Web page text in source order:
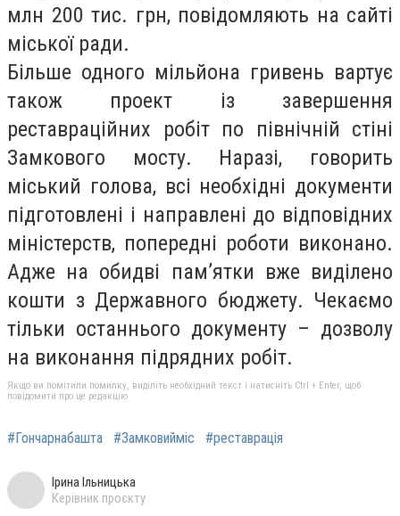
млн 200 тис. грн, повідомляють на сайті
міської ради.
Більше одного мільйона гривень вартує
також проект із завершення
реставраційних робіт по північній стіні
Замкового мосту. Наразі, говорить
міський голова, всі необхідні документи
підготовлені і направлені до відповідних
міністерств, попередні роботи виконано.
Адже на обидві пам’ятки вже виділено
кошти з Державного бюджету. Чекаємо
тільки останнього документу – дозволу
на виконання підрядних робіт.
Якщо ви помітили помилку, виділіть необхідний текст і натисніть Ctrl + Enter, щоб
повідомити про це редакцію
#Гончарнабашта #Замковийміс #реставрація
Ірина Ільницька
Керівник проєкту